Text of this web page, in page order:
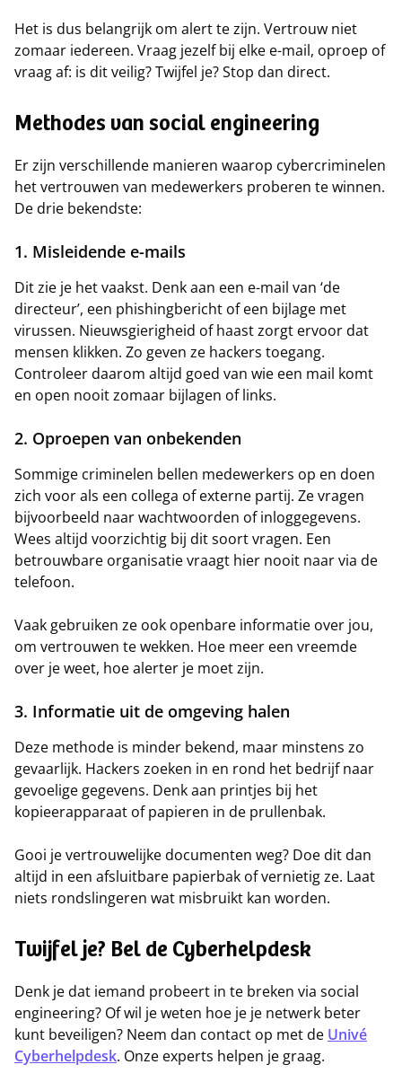
Het is dus belangrijk om alert te zijn. Vertrouw niet
zomaar iedereen. Vraag jezelf bij elke e-mail, oproep of
vraag af: is dit veilig? Twijfel je? Stop dan direct.
Methodes van social engineering
Er zijn verschillende manieren waarop cybercriminelen
het vertrouwen van medewerkers proberen te winnen.
De drie bekendste:
1. Misleidende e-mails
Dit zie je het vaakst. Denk aan een e-mail van ‘de
directeur’, een phishingbericht of een bijlage met
virussen. Nieuwsgierigheid of haast zorgt ervoor dat
mensen klikken. Zo geven ze hackers toegang.
Controleer daarom altijd goed van wie een mail komt
en open nooit zomaar bijlagen of links.
2. Oproepen van onbekenden
Sommige criminelen bellen medewerkers op en doen
zich voor als een collega of externe partij. Ze vragen
bijvoorbeeld naar wachtwoorden of inloggegevens.
Wees altijd voorzichtig bij dit soort vragen. Een
betrouwbare organisatie vraagt hier nooit naar via de
telefoon.
Vaak gebruiken ze ook openbare informatie over jou,
om vertrouwen te wekken. Hoe meer een vreemde
over je weet, hoe alerter je moet zijn.
3. Informatie uit de omgeving halen
Deze methode is minder bekend, maar minstens zo
gevaarlijk. Hackers zoeken in en rond het bedrijf naar
gevoelige gegevens. Denk aan printjes bij het
kopieerapparaat of papieren in de prullenbak.
Gooi je vertrouwelijke documenten weg? Doe dit dan
altijd in een afsluitbare papierbak of vernietig ze. Laat
niets rondslingeren wat misbruikt kan worden.
Twijfel je? Bel de Cyberhelpdesk
Denk je dat iemand probeert in te breken via social
engineering? Of wil je weten hoe je je netwerk beter
kunt beveiligen? Neem dan contact op met de Univé
Cyberhelpdesk. Onze experts helpen je graag.